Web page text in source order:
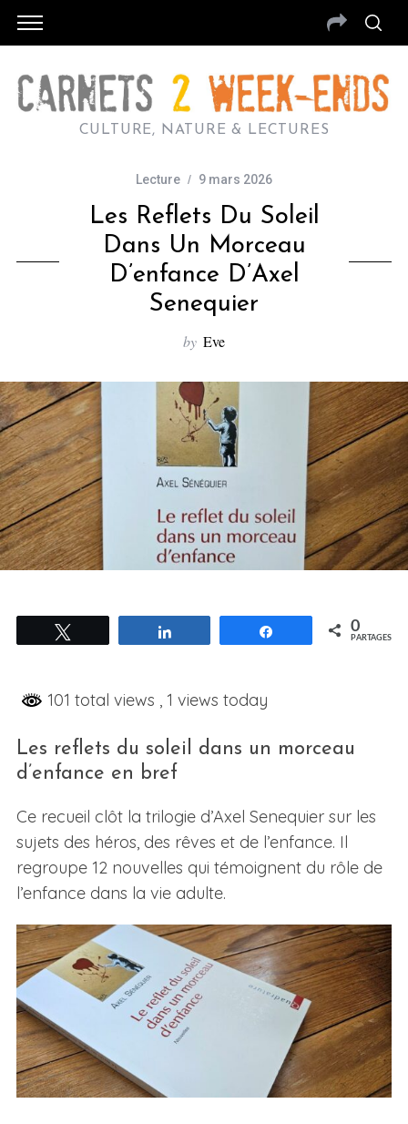
CULTURE, NATURE & LECTURES
Lecture 9 mars 2026
Les Reflets Du Soleil
Dans Un Morceau
D’enfance D’Axel
Senequier
by Eve
Partagez 0
PARTAGES
101 total views , 1 views today
Les reflets du soleil dans un morceau
d’enfance en bref
Ce recueil clôt la trilogie d’Axel Senequier sur les
sujets des héros, des rêves et de l’enfance. Il
regroupe 12 nouvelles qui témoignent du rôle de
l’enfance dans la vie adulte.